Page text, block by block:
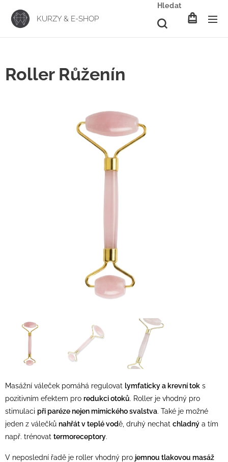
KURZY & E-SHOP
Hledat
Roller Růženín
Masážní váleček pomáhá regulovat lymfaticky a krevní tok s
pozitivním efektem pro redukci otoků. Roller je vhodný pro
stimulaci při paréze nejen mimického svalstva. Také je možné
jeden z válečků nahřát v teplé vodě, druhý nechat chladný a tím
např. trénovat termoreceptory.
V neposlední řadě je roller vhodný pro jemnou tlakovou masáž